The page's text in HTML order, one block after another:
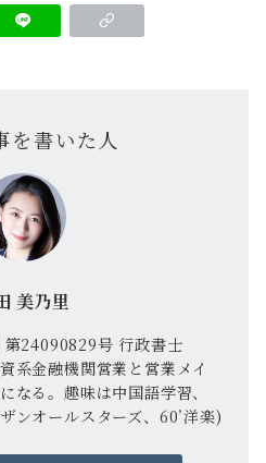
を書いた人
美乃里
24090829号 行政書士
金融機関営業と営業メイ
なる。趣味は中国語学習、
ンオールスターズ、60’洋楽)